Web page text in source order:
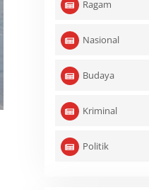
Ragam
Nasional
Budaya
Kriminal
Politik